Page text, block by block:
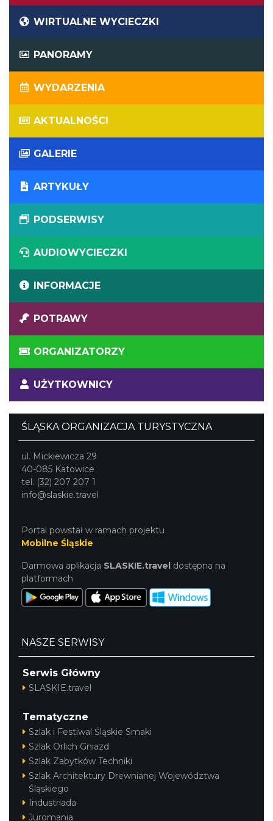
WIRTUALNE WYCIECZKI
PANORAMY
WYDARZENIA
AKTUALNOŚCI
GALERIE
ARTYKUŁY
PODSERWISY
AUDIOWYCIECZKI
INFORMACJE
POTRAWY
ORGANIZATORZY
UŻYTKOWNICY
ŚLĄSKA ORGANIZACJA TURYSTYCZNA
ul. Mickiewicza 29
40-085 Katowice
tel. (32) 207 207 1
info@slaskie.travel
Portal powstał w ramach projektu
Mobilne Śląskie
Darmowa aplikacja SLASKIE.travel dostępna na
platformach
NASZE SERWISY
Serwis Główny
SLASKIE.travel
Tematyczne
Szlak i Festiwal Śląskie Smaki
Szlak Orlich Gniazd
Szlak Zabytków Techniki
Szlak Architektury Drewnianej Województwa
Śląskiego
Industriada
Juromania